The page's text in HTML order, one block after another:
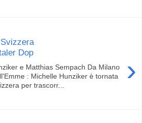
Dop
›
e Matthias Sempach Da Milano
: Michelle Hunziker è tornata
per trascorr...